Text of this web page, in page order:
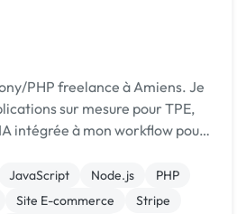
PHP freelance à Amiens. Je
sur mesure pour TPE,
intégrée à mon workflow pour
JavaScript Node.js
PHP
Site E-commerce Stripe